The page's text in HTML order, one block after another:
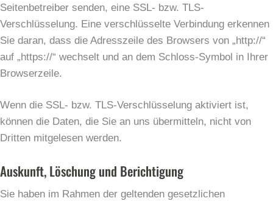
Seitenbetreiber senden, eine SSL- bzw. TLS-
Verschlüsselung. Eine verschlüsselte Verbindung erkennen
Sie daran, dass die Adresszeile des Browsers von „http://“
auf „https://“ wechselt und an dem Schloss-Symbol in Ihrer
Browserzeile.
Wenn die SSL- bzw. TLS-Verschlüsselung aktiviert ist,
können die Daten, die Sie an uns übermitteln, nicht von
Dritten mitgelesen werden.
Auskunft, Löschung und Berichtigung
Sie haben im Rahmen der geltenden gesetzlichen